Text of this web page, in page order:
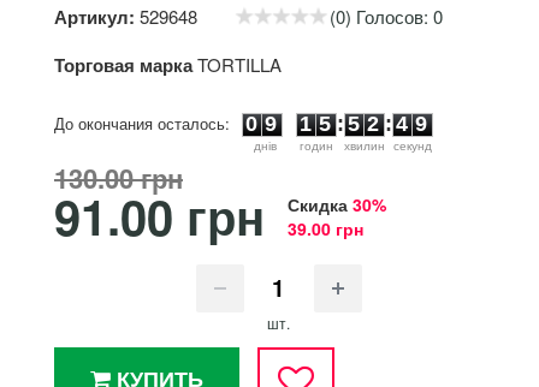
Артикул: 529648 (0) Голосов: 0
Торговая маркаTORTILLA
До окончания осталось:
0 9
днiв
1 5
годин
: 5 2
хвилин
: 4 9
секунд
130.00 грн
91.00 грн Скидка 30%
39.00 грн
шт.
КУПИТЬ